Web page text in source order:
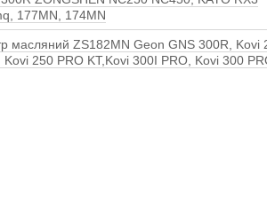
177MN, 174MN
масляний ZS182MN Geon GNS 300R, Kovi
Kovi 250 PRO KT,Kovi 300I PRO, Kovi 300